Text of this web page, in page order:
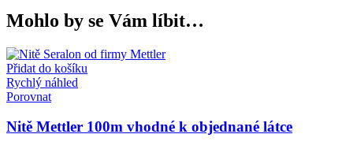
Mohlo by se Vám líbit…
Přidat do košíku
Rychlý náhled
Porovnat
Nitě Mettler 100m vhodné k objednané látce